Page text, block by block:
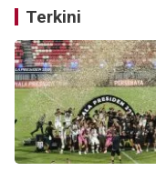
Terkini